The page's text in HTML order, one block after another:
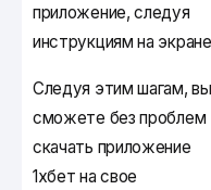
приложение, следуя
инструкциям на
Следуя этим шагам, вы
сможете без проблем
скачать приложение
1хбет на свое